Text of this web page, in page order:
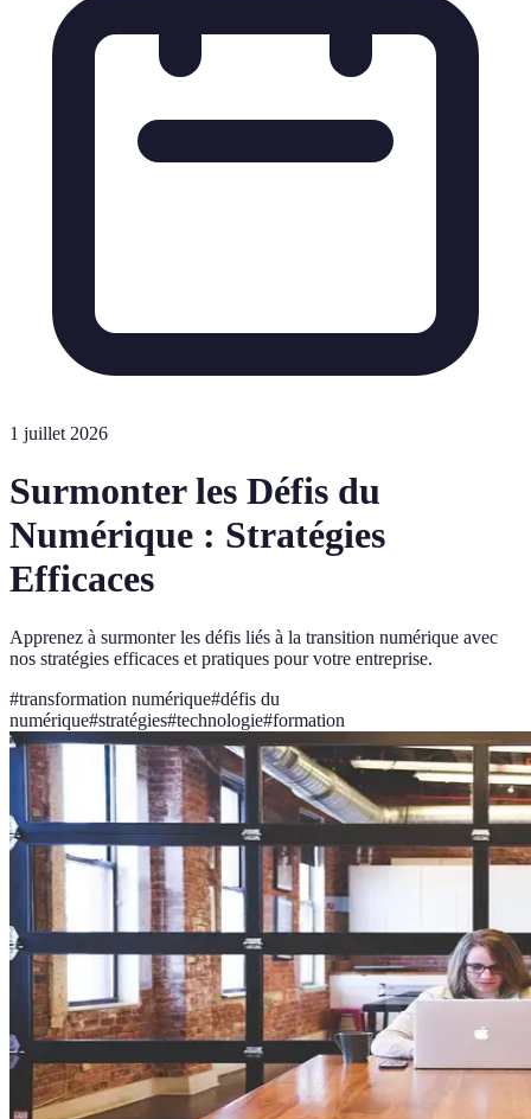
1 juillet 2026
Surmonter les Défis du
Numérique : Stratégies
Efficaces
Apprenez à surmonter les défis liés à la transition numérique avec
nos stratégies efficaces et pratiques pour votre entreprise.
#transformation numérique#défis du
numérique#stratégies#technologie#formation